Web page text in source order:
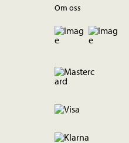
Om oss